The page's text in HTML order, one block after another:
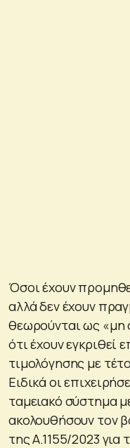
Όσοι έχουν
αλλά δεν έχουν
θεωρούνται ως «μη
ότι έχουν εγκριθεί
τιμολόγησης με
Ειδικά οι
ταμειακό σύστημα
ακολουθήσουν τον
της Α.1155/2023 για